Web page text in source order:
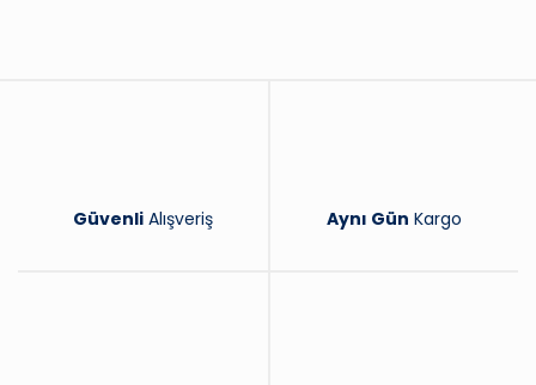
Güvenli Alışveriş Aynı Gün Kargo